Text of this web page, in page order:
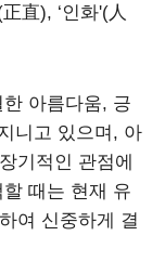
直), ‘인화'(人
아름다움, 긍
니고 있으며, 아
기적인 관점에
때는 현재 유
여 신중하게 결